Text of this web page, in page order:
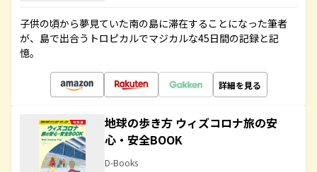
子供の頃から夢見ていた南の島に滞在することになった筆者
が、島で出合うトロピカルでマジカルな45日間の記録と記
憶。
詳細を見る
地球の歩き方 ウィズコロナ旅の安
心・安全BOOK
D-Books